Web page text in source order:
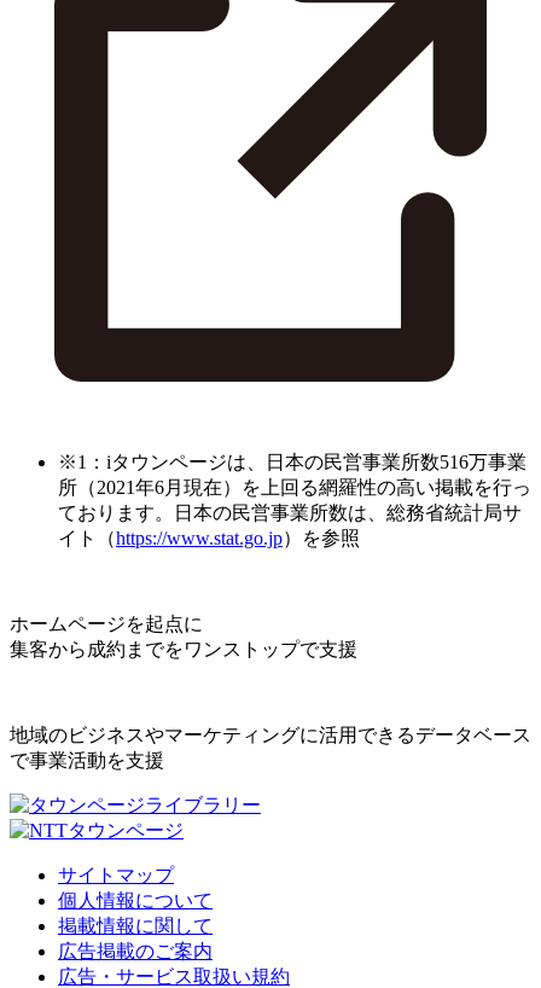
※1：iタウンページは、日本の民営事業所数516万事業
所（2021年6月現在）を上回る網羅性の高い掲載を行っ
ております。日本の民営事業所数は、総務省統計局サ
イト（https://www.stat.go.jp）を参照
ホームページを起点に
集客から成約までをワンストップで支援
地域のビジネスやマーケティングに活用できるデータベース
で事業活動を支援
サイトマップ
個人情報について
掲載情報に関して
広告掲載のご案内
広告・サービス取扱い規約